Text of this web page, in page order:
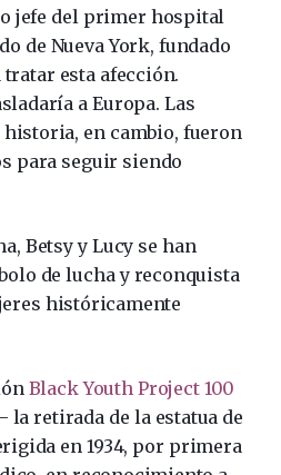
jefe del primer hospital
de Nueva York, fundado
esta afección.
a Europa. Las
en cambio, fueron
para seguir siendo
Betsy y Lucy se han
de lucha y reconquista
históricamente
Black Youth Project 100
retirada de la estatua de
en 1934, por primera